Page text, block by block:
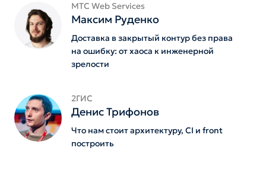
MTС Web Services
Максим Руденко
Доставка в закрытый контур без права
на ошибку: от хаоса к инженерной
зрелости
2ГИС
Денис Трифонов
Что нам стоит архитектуру, CI и front
построить